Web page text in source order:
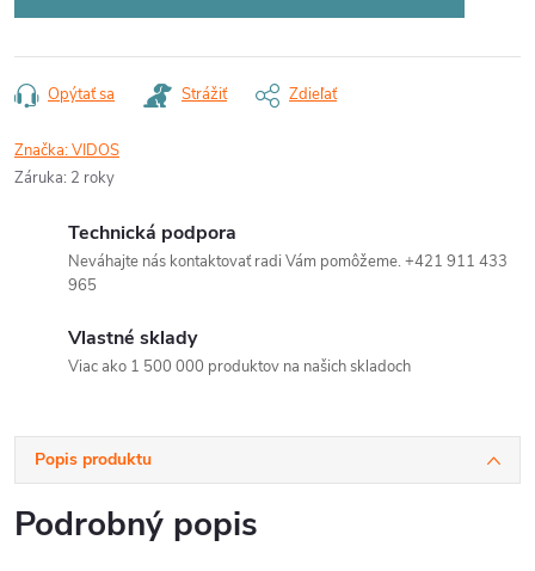
Opýtať sa Strážiť Zdieľať
Značka:VIDOS
Záruka: 2 roky
Technická podpora
Neváhajte nás kontaktovať radi Vám pomôžeme. +421 911 433
965
Vlastné sklady
Viac ako 1 500 000 produktov na našich skladoch
Popis produktu
Podrobný popis